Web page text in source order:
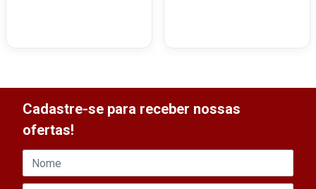
Cadastre-se para receber nossas
ofertas!